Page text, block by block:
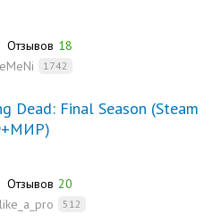
Отзывов 18
1742
Dead: Final Season (Steam
Отзывов 20
512